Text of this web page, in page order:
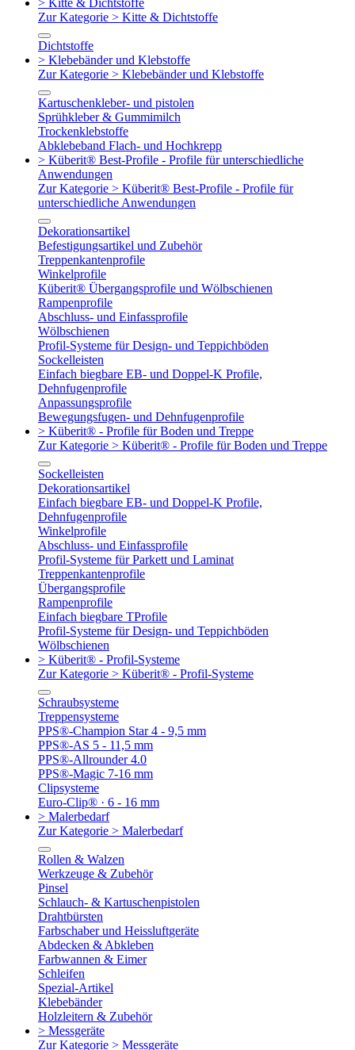
Zur Kategorie > Kitte & Dichtstoffe
Dichtstoffe
> Klebebänder und Klebstoffe
Zur Kategorie > Klebebänder und Klebstoffe
Kartuschenkleber- und pistolen
Sprühkleber & Gummimilch
Trockenklebstoffe
Abklebeband Flach- und Hochkrepp
> Küberit® Best-Profile - Profile für unterschiedliche
Anwendungen
Zur Kategorie > Küberit® Best-Profile - Profile für
unterschiedliche Anwendungen
Dekorationsartikel
Befestigungsartikel und Zubehör
Treppenkantenprofile
Winkelprofile
Küberit® Übergangsprofile und Wölbschienen
Rampenprofile
Abschluss- und Einfassprofile
Wölbschienen
Profil-Systeme für Design- und Teppichböden
Sockelleisten
Einfach biegbare EB- und Doppel-K Profile,
Dehnfugenprofile
Anpassungsprofile
Bewegungsfugen- und Dehnfugenprofile
> Küberit® - Profile für Boden und Treppe
Zur Kategorie > Küberit® - Profile für Boden und Treppe
Sockelleisten
Dekorationsartikel
Einfach biegbare EB- und Doppel-K Profile,
Dehnfugenprofile
Winkelprofile
Abschluss- und Einfassprofile
Profil-Systeme für Parkett und Laminat
Treppenkantenprofile
Übergangsprofile
Rampenprofile
Einfach biegbare TProfile
Profil-Systeme für Design- und Teppichböden
Wölbschienen
> Küberit® - Profil-Systeme
Zur Kategorie > Küberit® - Profil-Systeme
Schraubsysteme
Treppensysteme
PPS®-Champion Star 4 - 9,5 mm
PPS®-AS 5 - 11,5 mm
PPS®-Allrounder 4.0
PPS®-Magic 7-16 mm
Clipsysteme
Euro-Clip® · 6 - 16 mm
> Malerbedarf
Zur Kategorie > Malerbedarf
Rollen & Walzen
Werkzeuge & Zubehör
Pinsel
Schlauch- & Kartuschenpistolen
Drahtbürsten
Farbschaber und Heissluftgeräte
Abdecken & Abkleben
Farbwannen & Eimer
Schleifen
Spezial-Artikel
Klebebänder
Holzleitern & Zubehör
> Messgeräte
Zur Kategorie > Messgeräte